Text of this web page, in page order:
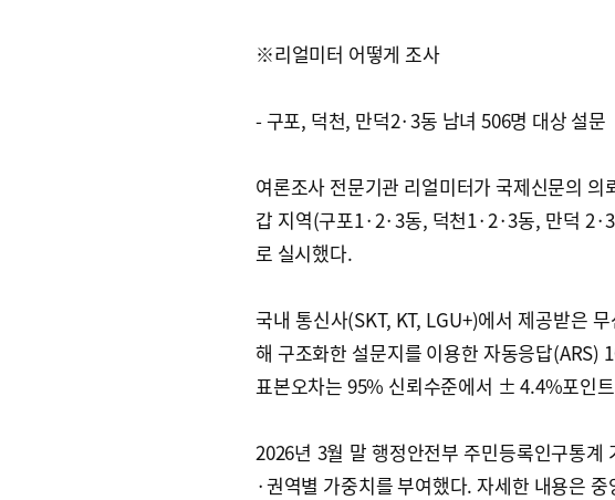
※리얼미터 어떻게 조사
- 구포, 덕천, 만덕2·3동 남녀 506명 대상 설문
여론조사 전문기관 리얼미터가 국제신문의
갑 지역(구포1·2·3동, 덕천1·2·3동, 만덕
로 실시했다.
국내 통신사(SKT, KT, LGU+)에서 제공받은
해 구조화한 설문지를 이용한 자동응답(ARS)
표본오차는 95% 신뢰수준에서 ± 4.4%포인
2026년 3월 말 행정안전부 주민등록인구통
·권역별 가중치를 부여했다. 자세한 내용은